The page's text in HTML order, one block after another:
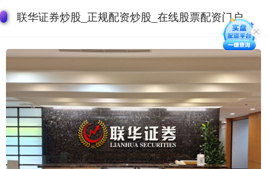
联华证券炒股_正规配资炒股_在线股票配资门户